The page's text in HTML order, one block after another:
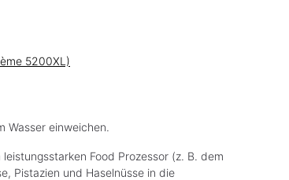
5200XL)
Wasser einweichen.
Food Prozessor (z. B. dem
Pistazien und Haselnüsse in die